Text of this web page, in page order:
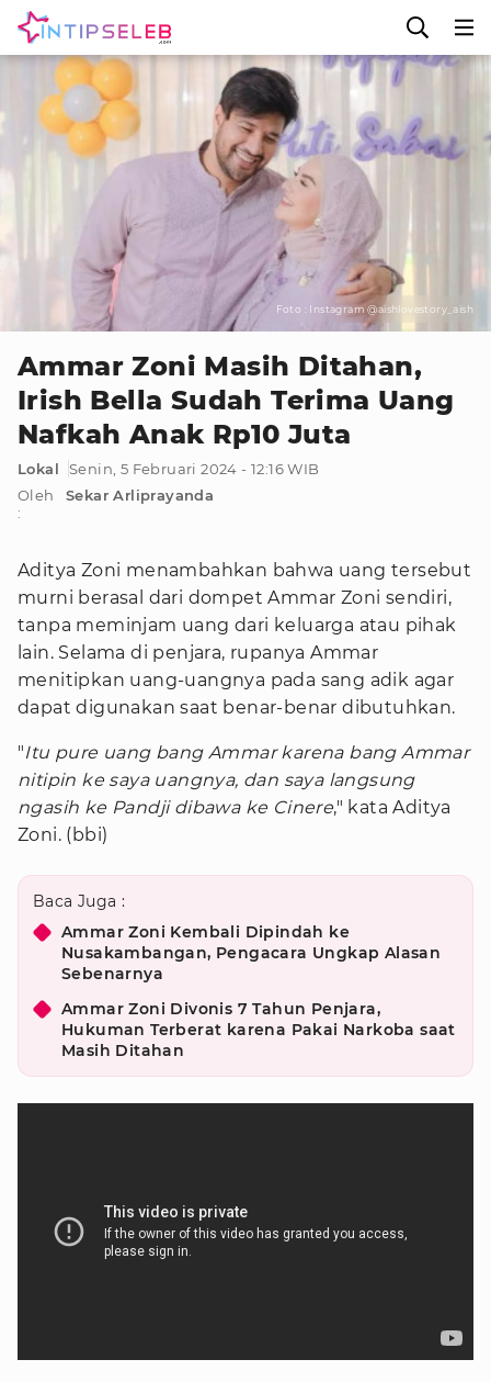
Foto : Instagram @aishlovestory_aish
Ammar Zoni Masih Ditahan,
Irish Bella Sudah Terima Uang
Nafkah Anak Rp10 Juta
Lokal
Senin, 5 Februari 2024 - 12:16 WIB
Oleh
:
Sekar Arliprayanda
Aditya Zoni menambahkan bahwa uang tersebut
murni berasal dari dompet Ammar Zoni sendiri,
tanpa meminjam uang dari keluarga atau pihak
lain. Selama di penjara, rupanya Ammar
menitipkan uang-uangnya pada sang adik agar
dapat digunakan saat benar-benar dibutuhkan.
"Itu pure uang bang Ammar karena bang Ammar
nitipin ke saya uangnya, dan saya langsung
ngasih ke Pandji dibawa ke Cinere," kata Aditya
Zoni. (bbi)
Baca Juga :
Ammar Zoni Kembali Dipindah ke
Nusakambangan, Pengacara Ungkap Alasan
Sebenarnya
Ammar Zoni Divonis 7 Tahun Penjara,
Hukuman Terberat karena Pakai Narkoba saat
Masih Ditahan